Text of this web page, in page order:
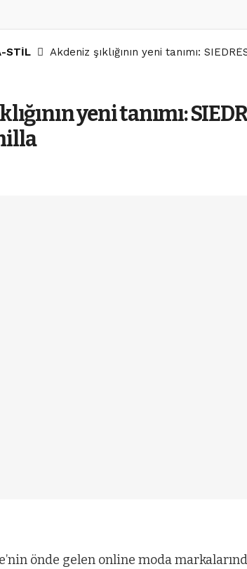
STİL Akdeniz şıklığının yeni tanımı:
yeni tanımı:
önde gelen online moda